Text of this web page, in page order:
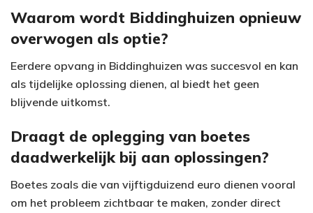
Waarom wordt Biddinghuizen opnieuw
overwogen als optie?
Eerdere opvang in Biddinghuizen was succesvol en kan
als tijdelijke oplossing dienen, al biedt het geen
blijvende uitkomst.
Draagt de oplegging van boetes
daadwerkelijk bij aan oplossingen?
Boetes zoals die van vijftigduizend euro dienen vooral
om het probleem zichtbaar te maken, zonder direct